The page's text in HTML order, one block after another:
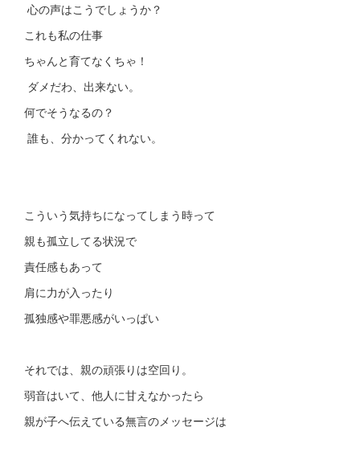
心の声はこうでしょうか？
これも私の仕事
ちゃんと育てなくちゃ！
ダメだわ、出来ない。
何でそうなるの？
誰も、分かってくれない。
こういう気持ちになってしまう時って
親も孤立してる状況で
責任感もあって
肩に力が入ったり
孤独感や罪悪感がいっぱい
それでは、親の頑張りは空回り。
弱音はいて、他人に甘えなかったら
親が子へ伝えている無言のメッセージは